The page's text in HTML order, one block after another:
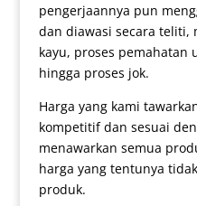
pengerjaannya pun
dan diawasi secara
kayu, proses pemahatan
hingga proses jok.
Harga yang kami
kompetitif dan sesuai
menawarkan semua
harga yang tentunya
produk.